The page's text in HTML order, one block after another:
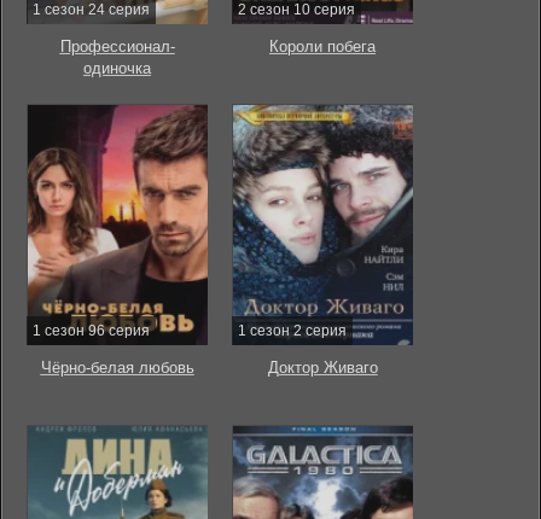
1 сезон 24 серия
Профессионал-
одиночка
2 сезон 10 серия
Короли побега
1 сезон 96 серия
Чёрно-белая любовь
1 сезон 2 серия
Доктор Живаго